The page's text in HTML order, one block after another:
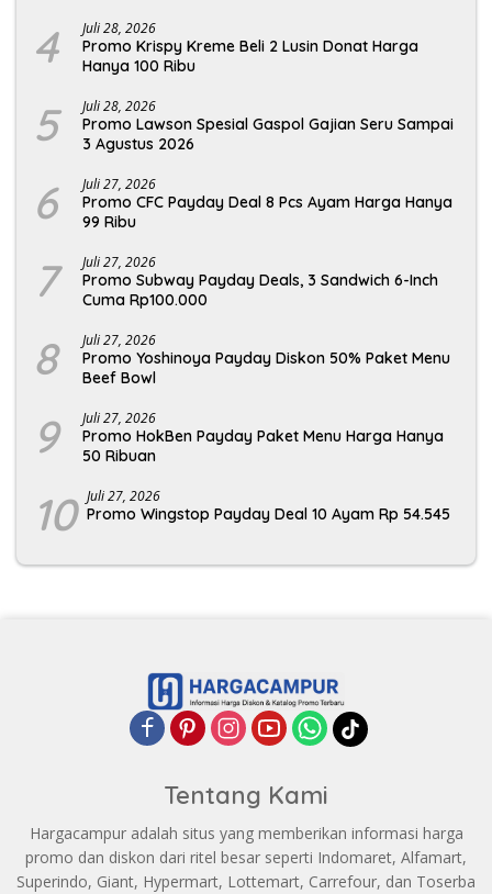
4 Juli 28, 2026
Promo Krispy Kreme Beli 2 Lusin Donat Harga
Hanya 100 Ribu
5 Juli 28, 2026
Promo Lawson Spesial Gaspol Gajian Seru Sampai
3 Agustus 2026
6 Juli 27, 2026
Promo CFC Payday Deal 8 Pcs Ayam Harga Hanya
99 Ribu
7 Juli 27, 2026
Promo Subway Payday Deals, 3 Sandwich 6-Inch
Cuma Rp100.000
8 Juli 27, 2026
Promo Yoshinoya Payday Diskon 50% Paket Menu
Beef Bowl
9 Juli 27, 2026
Promo HokBen Payday Paket Menu Harga Hanya
50 Ribuan
10 Juli 27, 2026
Promo Wingstop Payday Deal 10 Ayam Rp 54.545
Tentang Kami
Hargacampur adalah situs yang memberikan informasi harga
promo dan diskon dari ritel besar seperti Indomaret, Alfamart,
Superindo, Giant, Hypermart, Lottemart, Carrefour, dan Toserba